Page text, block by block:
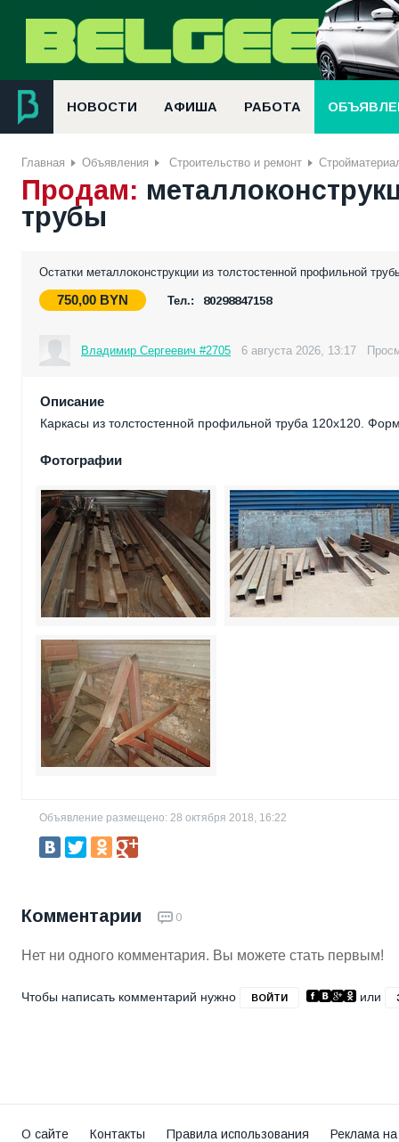
НОВОСТИ АФИША РАБОТА
Главная Объявления Строительство и ремонт
Продам:
трубы
Остатки металлоконструкции из толстостенной профильной
750,00 BYN Тел.: 80298847158
Владимир Сергеевич #2705 6 августа 2026, 13:17
Описание
Каркасы из толстостенной профильной труба 120х120.
Фотографии
Объявление размещено: 28 октября 2018, 16:22
Комментарии 0
Нет ни одного комментария. Вы можете стать первым!
Чтобы написать комментарий нужно ВОЙТИ или
О сайте Контакты Правила использования Реклама